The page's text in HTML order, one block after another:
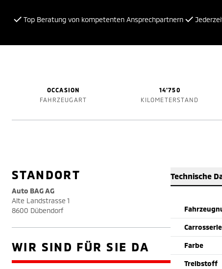
Top Beratung von kompetenten Ansprechpartnern
OCCASION
FAHRZEUGART
14'750
KILOMETERSTAND
Technische
Farbe
Treibstoff
STANDORT
Auto BAG AG
Alte Landstrasse 1
8600 Dübendorf
WIR SIND FÜR SIE DA